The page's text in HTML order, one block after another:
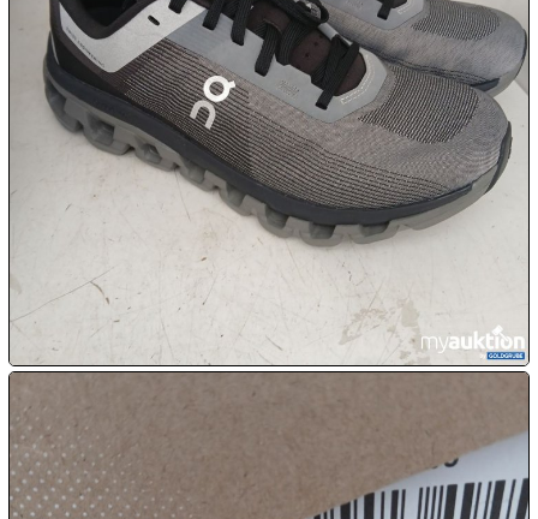
12.08:
12.08:
13.08:
13.08:
14.08: